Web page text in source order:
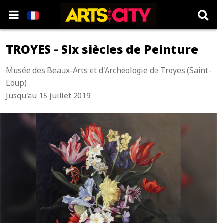
TROYES - Six siècles de Peinture
Musée des Beaux-Arts et d'Archéologie de Troyes (Saint-
Loup)
Jusqu'au 15 juillet 2019